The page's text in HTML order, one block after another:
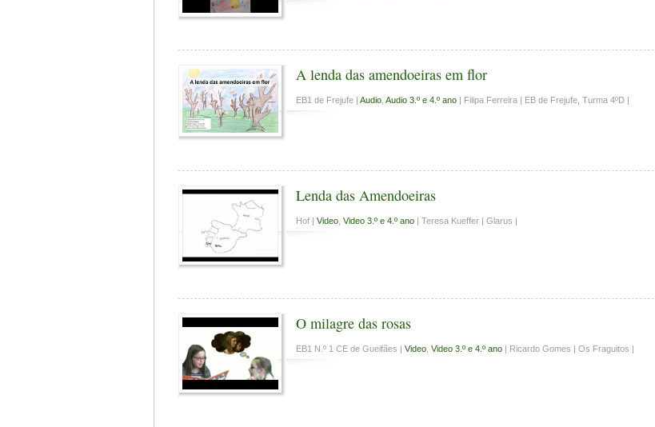
A lenda das amendoeiras em flor
EB1 de Frejufe |Audio,Audio 3.º e 4.º ano | Filipa Ferreira | EB de Frejufe, Turma 4ºD |
Lenda das Amendoeiras
Hof |Video ,Video 3.º e 4.º ano | Teresa Kueffer | Glarus |
O milagre das rosas
EB1 N.º 1 CE de Gueifães |Video,Video 3.º e 4.º ano | Ricardo Gomes | Os Fraguitos |